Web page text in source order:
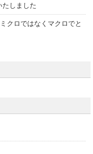
しました
クロではなくマクロでと